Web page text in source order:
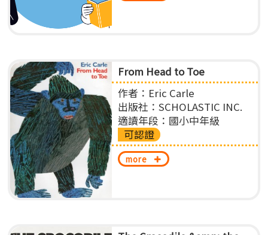
From Head to Toe
作者：Eric Carle
出版社：SCHOLASTIC INC.
適讀年段：國小中年級
可認證
more